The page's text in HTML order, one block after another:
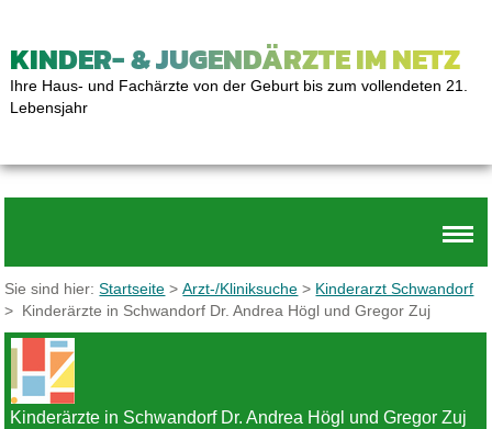
KINDER- & JUGENDÄRZTE IM NETZ
Ihre Haus- und Fachärzte von der Geburt bis zum vollendeten 21.
Lebensjahr
Sie sind hier:Startseite >Arzt-/Kliniksuche > Kinderarzt Schwandorf
> Kinderärzte in Schwandorf Dr. Andrea Högl und Gregor Zuj
Kinderärzte in Schwandorf Dr. Andrea Högl und Gregor Zuj